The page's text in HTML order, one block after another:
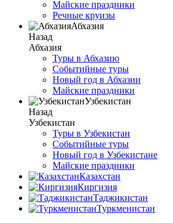
Майские праздники
Речные круизы
Абхазия
Назад
Абхазия
Туры в Абхазию
Событийные туры
Новый год в Абхазии
Майские праздники
Узбекистан
Назад
Узбекистан
Туры в Узбекистан
Событийные туры
Новый год в Узбекистане
Майские праздники
Казахстан
Киргизия
Таджикистан
Туркменистан